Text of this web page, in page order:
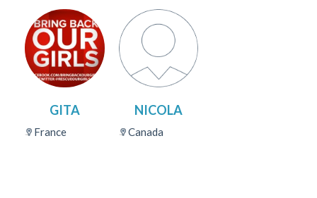
GITA
France
NICOLA
Canada